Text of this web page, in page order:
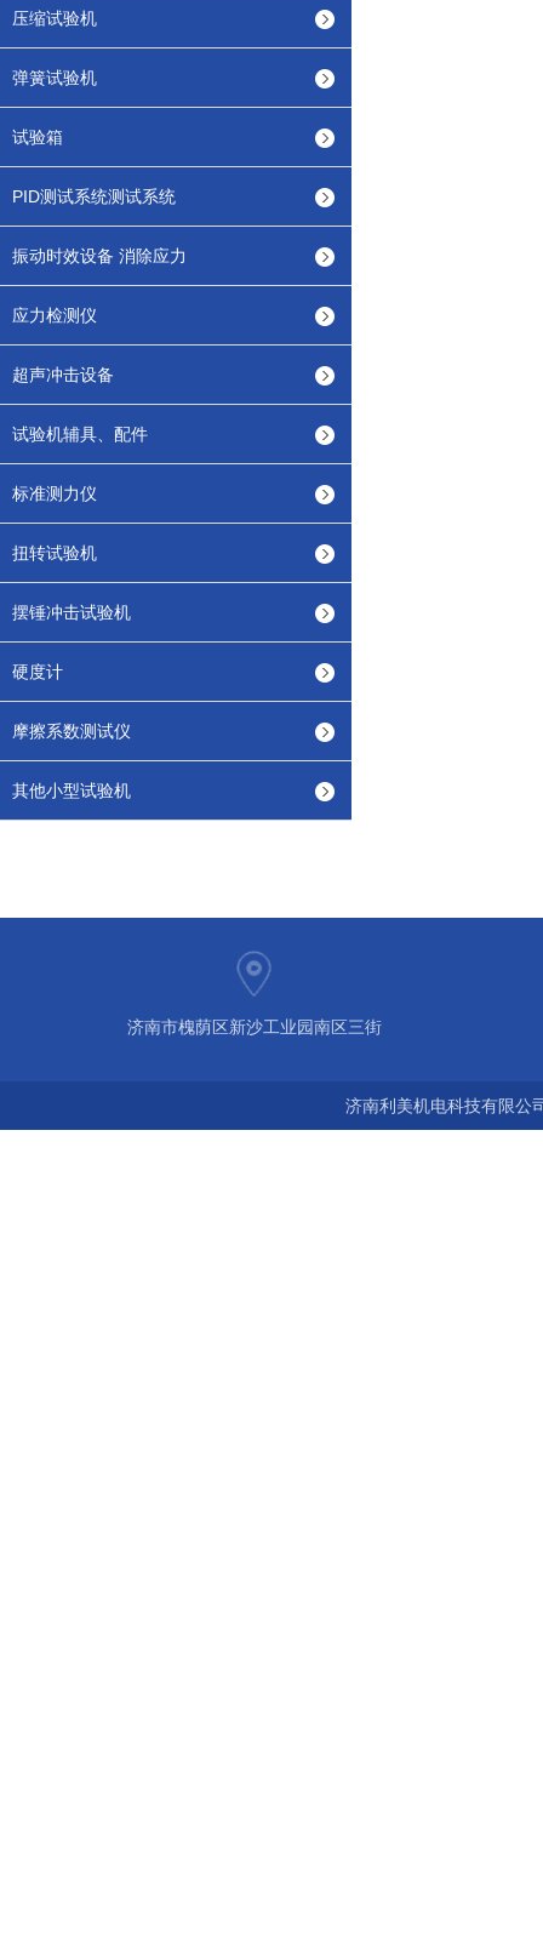
压缩试验机
弹簧试验机
试验箱
PID测试系统测试系统
振动时效设备 消除应力
应力检测仪
超声冲击设备
试验机辅具、配件
标准测力仪
扭转试验机
摆锤冲击试验机
硬度计
摩擦系数测试仪
其他小型试验机
济南市槐荫区新沙工业园南区三街
济南利美机电科技有限